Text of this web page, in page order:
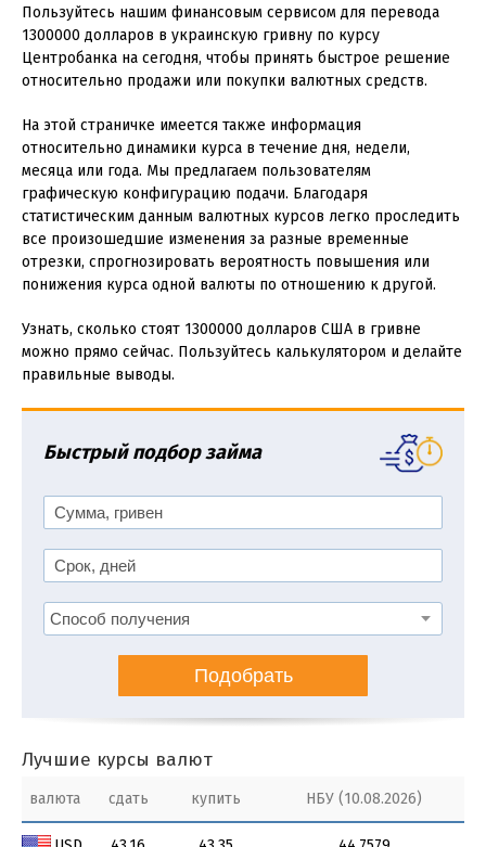
Пользуйтесь нашим финансовым сервисом для перевода
1300000 долларов в украинскую гривну по курсу
Центробанка на сегодня, чтобы принять быстрое решение
относительно продажи или покупки валютных средств.
На этой страничке имеется также информация
относительно динамики курса в течение дня, недели,
месяца или года. Мы предлагаем пользователям
графическую конфигурацию подачи. Благодаря
статистическим данным валютных курсов легко проследить
все произошедшие изменения за разные временные
отрезки, спрогнозировать вероятность повышения или
понижения курса одной валюты по отношению к другой.
Узнать, сколько стоят 1300000 долларов США в гривне
можно прямо сейчас. Пользуйтесь калькулятором и делайте
правильные выводы.
Быстрый подбор займа
Подобрать
Лучшие курсы валют
валюта сдать купить НБУ (10.08.2026)